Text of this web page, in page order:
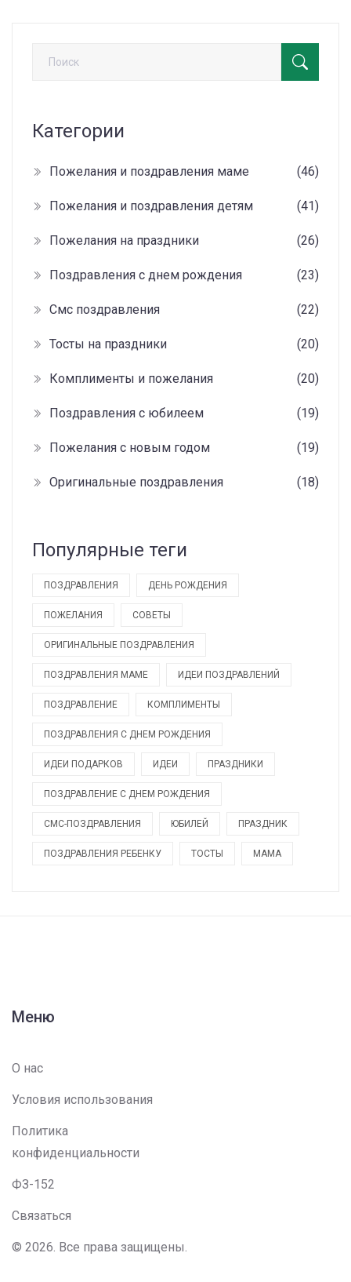
Категории
Пожелания и поздравления маме (46)
Пожелания и поздравления детям (41)
Пожелания на праздники (26)
Поздравления с днем рождения (23)
Смс поздравления (22)
Тосты на праздники (20)
Комплименты и пожелания (20)
Поздравления с юбилеем (19)
Пожелания с новым годом (19)
Оригинальные поздравления (18)
Популярные теги
ПОЗДРАВЛЕНИЯ ДЕНЬ РОЖДЕНИЯ
ПОЖЕЛАНИЯ СОВЕТЫ
ОРИГИНАЛЬНЫЕ ПОЗДРАВЛЕНИЯ
ПОЗДРАВЛЕНИЯ МАМЕ ИДЕИ ПОЗДРАВЛЕНИЙ
ПОЗДРАВЛЕНИЕ КОМПЛИМЕНТЫ
ПОЗДРАВЛЕНИЯ С ДНЕМ РОЖДЕНИЯ
ИДЕИ ПОДАРКОВ ИДЕИ ПРАЗДНИКИ
ПОЗДРАВЛЕНИЕ С ДНЕМ РОЖДЕНИЯ
СМС-ПОЗДРАВЛЕНИЯ ЮБИЛЕЙ ПРАЗДНИК
ПОЗДРАВЛЕНИЯ РЕБЕНКУ ТОСТЫ МАМА
Меню
О нас
Условия использования
Политика
конфиденциальности
ФЗ-152
Связаться
© 2026. Все права защищены.